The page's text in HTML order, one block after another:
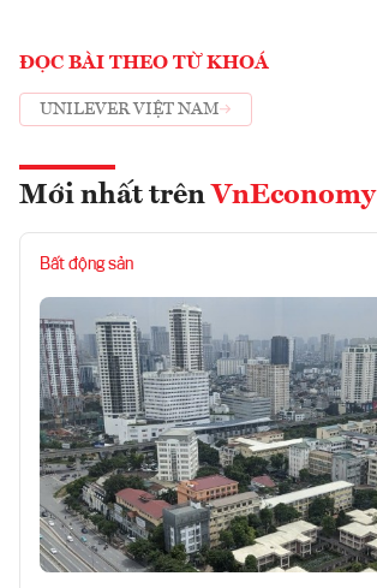
ĐỌC BÀI THEO TỪ KHOÁ
UNILEVER VIỆT NAM
Mới nhất trên VnEconomy
Bất động sản